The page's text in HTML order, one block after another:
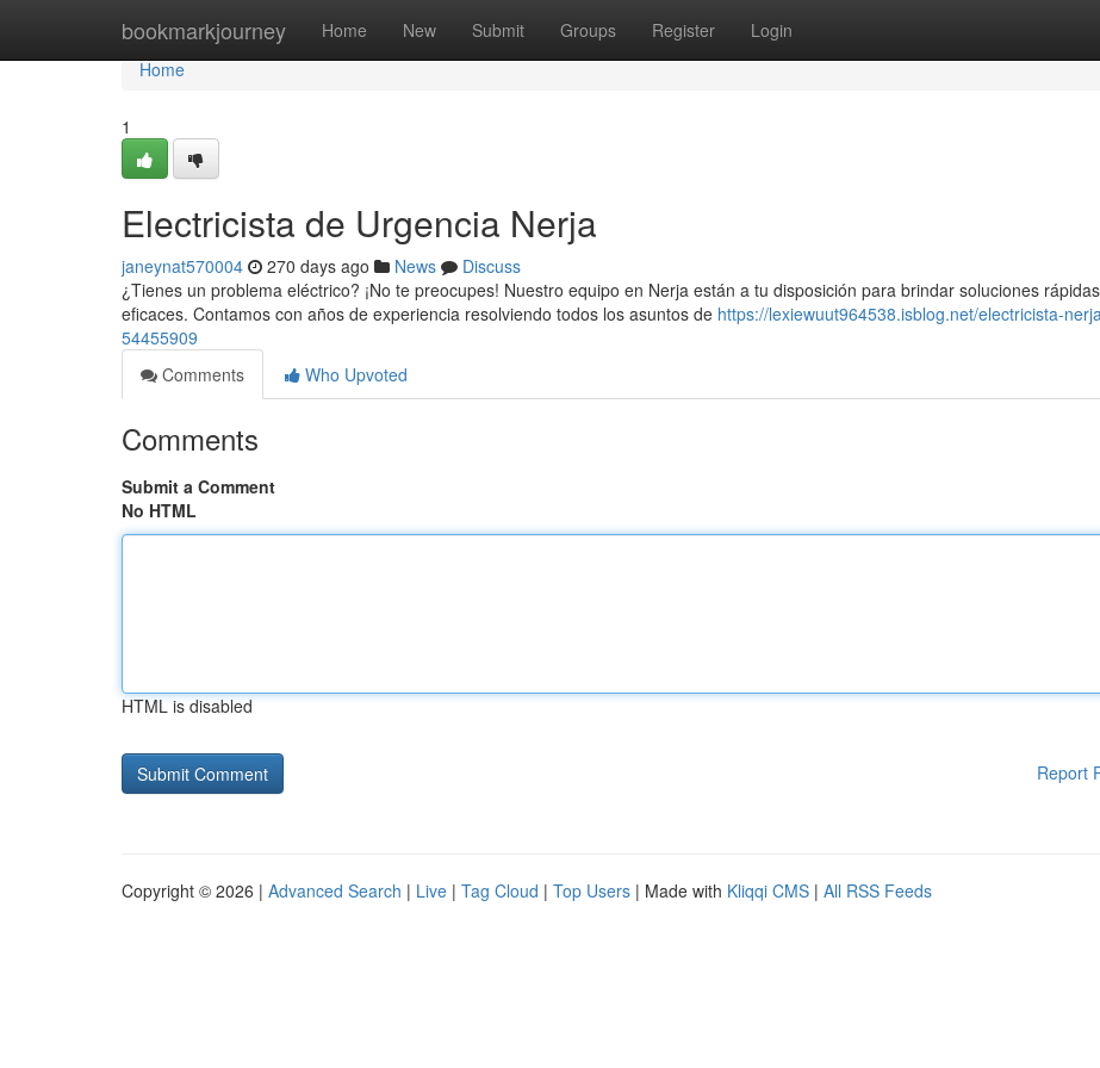
bookmarkjourney Home New Submit Groups Register Login
Home
Home
1
Electricista de Urgencia Nerja
janeynat570004 270 days ago News
Discuss
¿Tienes un problema eléctrico? ¡No te preocupes! Nuestro equipo en Nerja están a tu disposición para brindar soluciones
eficaces. Contamos con años de experiencia resolviendo todos los asuntos de https://lexiewuut964538.isblog.net/electricista-
54455909
Comments
Who Upvoted
Comments
Submit a Comment
No HTML
HTML is disabled
Report
Copyright © 2026 | Advanced Search | Live | Tag Cloud | Top Users | Made with Kliqqi CMS | All RSS Feeds